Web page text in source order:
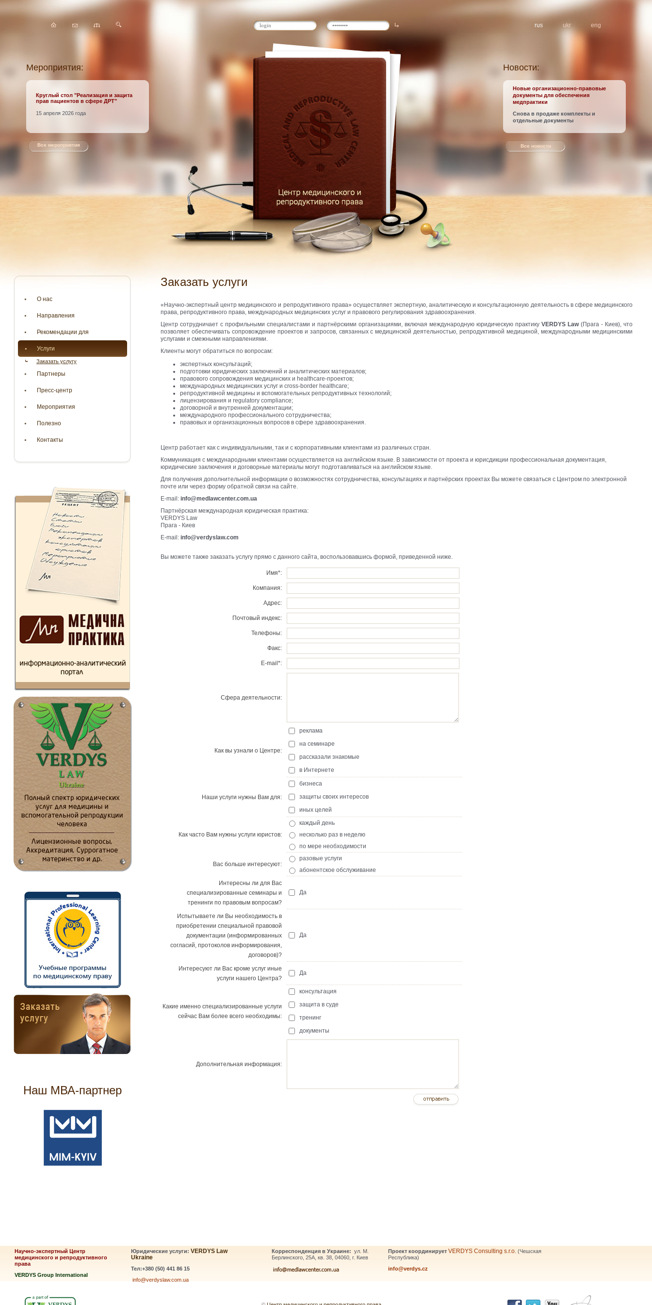
Мероприятия:
Круглый стол "Реализация и защита
прав пациентов в сфере ДРТ"
15 апреля 2026 года
Все мероприятия
Новости:
Новые организационно-правовые
документы для обеспечения
медпрактики
Снова в продаже комплекты и
отдельные документы
Все новости
rus ukr eng
О нас
Направления
Рекомендации для
Услуги
Заказать услугу
Партнеры
Пресс-центр
Мероприятия
Полезно
Контакты
Наш МВА-партнер
Заказать услуги
«Научно-экспертный центр медицинского и репродуктивного права» осуществляет экспертную, аналитическую и консультационную деятельность в сфере медицинского
права, репродуктивного права, международных медицинских услуг и правового регулирования здравоохранения.
Центр сотрудничает с профильными специалистами и партнёрскими организациями, включая международную юридическую практику VERDYS Law(Прага - Киев), что
позволяет обеспечивать сопровождение проектов и запросов, связанных с медицинской деятельностью, репродуктивной медициной, международными медицинскими
услугами и смежными направлениями.
Клиенты могут обратиться по вопросам:
экспертных консультаций;
подготовки юридических заключений и аналитических материалов;
правового сопровождения медицинских и healthcare-проектов;
международных медицинских услуг и cross-border healthcare;
репродуктивной медицины и вспомогательных репродуктивных технологий;
лицензирования и regulatory compliance;
договорной и внутренней документации;
международного профессионального сотрудничества;
правовых и организационных вопросов в сфере здравоохранения.
Центр работает как с индивидуальными, так и с корпоративными клиентами из различных стран.
Коммуникация с международными клиентами осуществляется на английском языке. В зависимости от проекта и юрисдикции профессиональная документация,
юридические заключения и договорные материалы могут подготавливаться на английском языке.
Для получения дополнительной информации о возможностях сотрудничества, консультациях и партнёрских проектах Вы можете связаться с Центром по электронной
почте или через форму обратной связи на сайте.
E-mail: info@medlawcenter.com.ua
Партнёрская международная юридическая практика:
VERDYS Law
Прага - Киев
E-mail: info@verdyslaw.com
Вы можете также заказать услугу прямо с данного сайта, воспользовавшись формой, приведенной ниже.
Имя*:
Компания:
Адрес:
Почтовый индекс:
Телефоны:
Факс:
E-mail*:
Сфера деятельности:
Как вы узнали о Центре:
реклама
на семинаре
рассказали знакомые
в Интернете
Наши услуги нужны Вам для:
бизнеса
защиты своих интересов
иных целей
Как часто Вам нужны услуги юристов:
каждый день
несколько раз в неделю
по мере необходимости
Вас больше интересуют:
разовые услуги
абонентское обслуживание
Интересны ли для Вас
специализированные семинары и
тренинги по правовым вопросам?
Да
Испытываете ли Вы необходимость в
приобретении специальной правовой
документации (информированных
согласий, протоколов информирования,
договоров)?
Да
Интересуют ли Вас кроме услуг иные
услуги нашего Центра?
Да
Какие именно специализированные услуги
сейчас Вам более всего необходимы:
консультация
защита в суде
тренинг
документы
Дополнительная информация:
Научно-экспертный Центр
медицинского и репродуктивного
права
VERDYS Group International
Юридические услуги: VERDYS Law
Ukraine
Тел:+380 (50) 441 86 15
info@verdyslaw.com.ua
Корреспонденция в Украине: ул. М.
Берлинского, 25А, кв. 38, 04060, г. Киев
Проект координирует VERDYS Consulting s.r.o. (Чешская
Республика)
info@verdys.cz